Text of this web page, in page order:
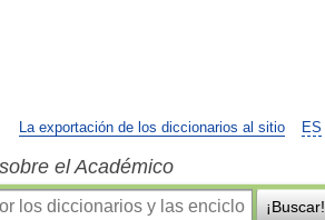
ES
La exportación de los diccionarios al sitio
el Académico
¡Buscar!